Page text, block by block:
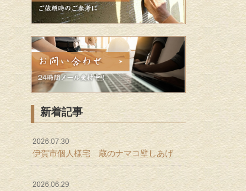
新着記事
2026.07.30
伊賀市個人様宅 蔵のナマコ壁しあげ
2026.06.29